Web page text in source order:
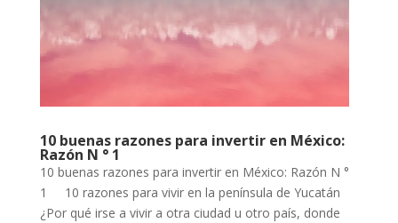
10 buenas razones para invertir en México:
Razón N ° 1
10 buenas razones para invertir en México: Razón N °
1 10 razones para vivir en la península de Yucatán
¿Por qué irse a vivir a otra ciudad u otro país, donde